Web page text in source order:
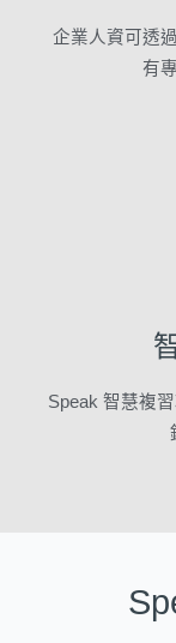
企業人資可透
有
Speak 智慧複